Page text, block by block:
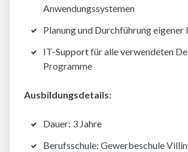
Anwendungssystemen
Planung und Durchführung
IT-Support für alle verwendeten
Programme
Ausbildungsdetails:
Dauer: 3 Jahre
Berufsschule: Gewerbeschule